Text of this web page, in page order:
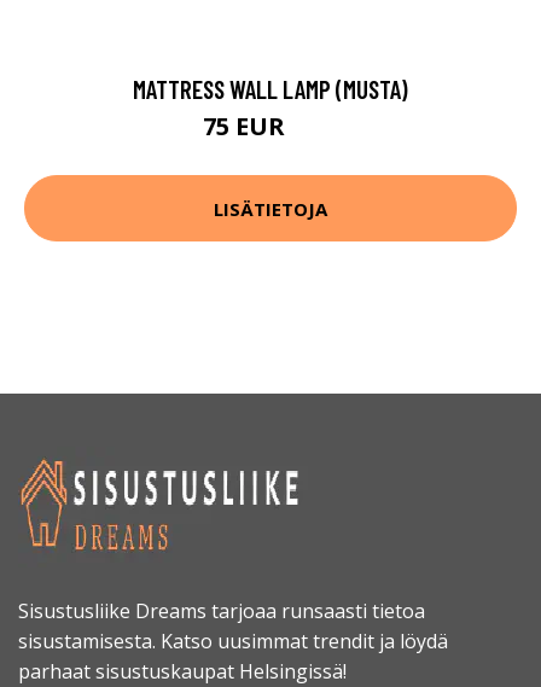
MATTRESS WALL LAMP (MUSTA)
75 EUR
LISÄTIETOJA
Sisustusliike Dreams tarjoaa runsaasti tietoa
sisustamisesta. Katso uusimmat trendit ja löydä
parhaat sisustuskaupat Helsingissä!